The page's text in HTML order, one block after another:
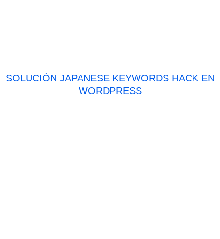
SOLUCIÓN JAPANESE KEYWORDS HACK EN
WORDPRESS